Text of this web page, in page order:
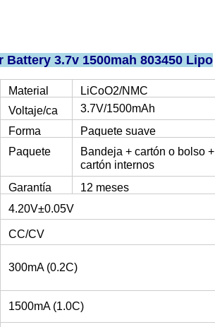
3.7v 1500mah 803450 Lipo
Material
LiCoO2/NMC
Voltaje/ca
pacidad
3.7V/1500mAh
Forma
Paquete suave
Paquete
Bandeja + cartón o bolso +
cartón internos
Garantía
12 meses
4.20V±0.05V
CC/CV
300mA (0.2C)
1500mA (1.0C)